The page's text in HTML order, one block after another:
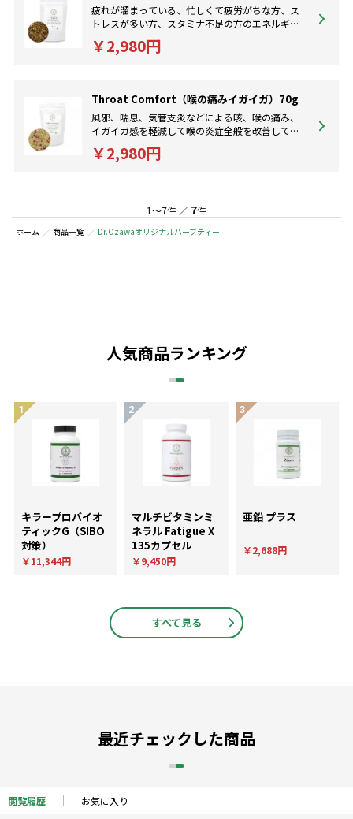
疲れが溜まっている、忙しくて疲労がちな方、ス
トレスが多い方、スタミナ不足の方のエネルギー
を高めストレスを軽減してくれるハーブティーで
す。
￥2,980円
Throat Comfort（喉の痛みイガイガ）70g
風邪、喘息、気管支炎などによる咳、喉の痛み、
イガイガ感を軽減して喉の炎症全般を改善してく
れます。免疫効果をアップさせて風邪の早い回復
にも。
￥2,980円
1～7件 ／ 7件
ホーム 商品一覧 Dr.Ozawaオリジナルハーブティー
人気商品ランキング
キラープロバイオ
ティックG（SIBO
対策）
￥11,344円
マルチビタミンミ
ネラル Fatigue X
135カプセル
￥9,450円
亜鉛 プラス
￥2,688円
すべて見る
最近チェックした商品
閲覧履歴 お気に入り